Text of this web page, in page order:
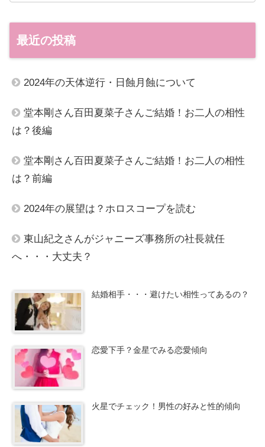
最近の投稿
2024年の天体逆行・日蝕月蝕について
堂本剛さん百田夏菜子さんご結婚！お二人の相性
は？後編
堂本剛さん百田夏菜子さんご結婚！お二人の相性
は？前編
2024年の展望は？ホロスコープを読む
東山紀之さんがジャニーズ事務所の社長就任
へ・・・大丈夫？
結婚相手・・・避けたい相性ってあるの？
恋愛下手？金星でみる恋愛傾向
火星でチェック！男性の好みと性的傾向